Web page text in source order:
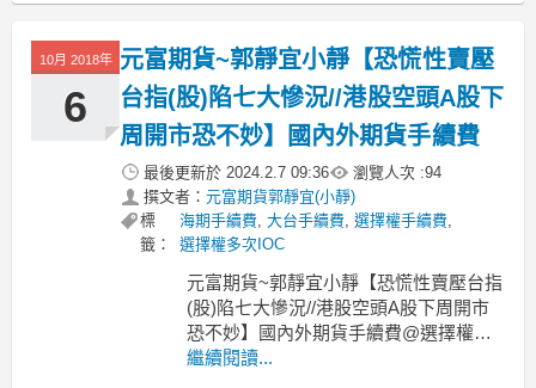
力道將會增加，推升推動美債殖利率走
談判仍有很長的路要走，且3,250億美元
商品關稅仍有可能課
10月 2018年
6
元富期貨~郭靜宜小靜【恐慌性賣壓
台指(股)陷七大慘況//港股空頭A股下
周開市恐不妙】國內外期貨手續費
最後更新於 2024.2.7 09:36 瀏覽人次 :94
撰文者： 元富期貨郭靜宜(小靜)
標
籤：
海期手續費,大台手續費,選擇權手續費,
選擇權多次IOC
元富期貨~郭靜宜小靜【恐慌性賣壓台指
(股)陷七大慘況//港股空頭A股下周開市
恐不妙】國內外期貨手續費@選擇權手
續費@個股期貨手續費@不限口數@全
繼續閱讀...